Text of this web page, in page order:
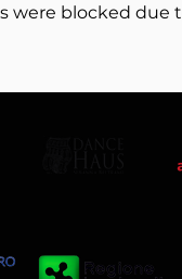
were blocked due